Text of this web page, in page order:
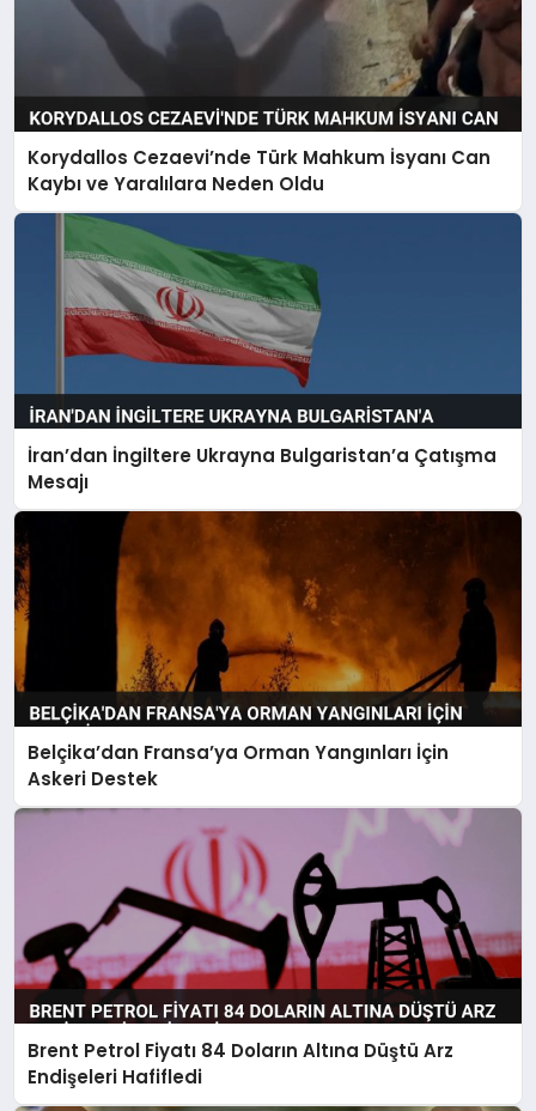
Korydallos Cezaevi’nde Türk Mahkum İsyanı Can
Kaybı ve Yaralılara Neden Oldu
İran’dan İngiltere Ukrayna Bulgaristan’a Çatışma
Mesajı
Belçika’dan Fransa’ya Orman Yangınları İçin
Askeri Destek
Brent Petrol Fiyatı 84 Doların Altına Düştü Arz
Endişeleri Hafifledi